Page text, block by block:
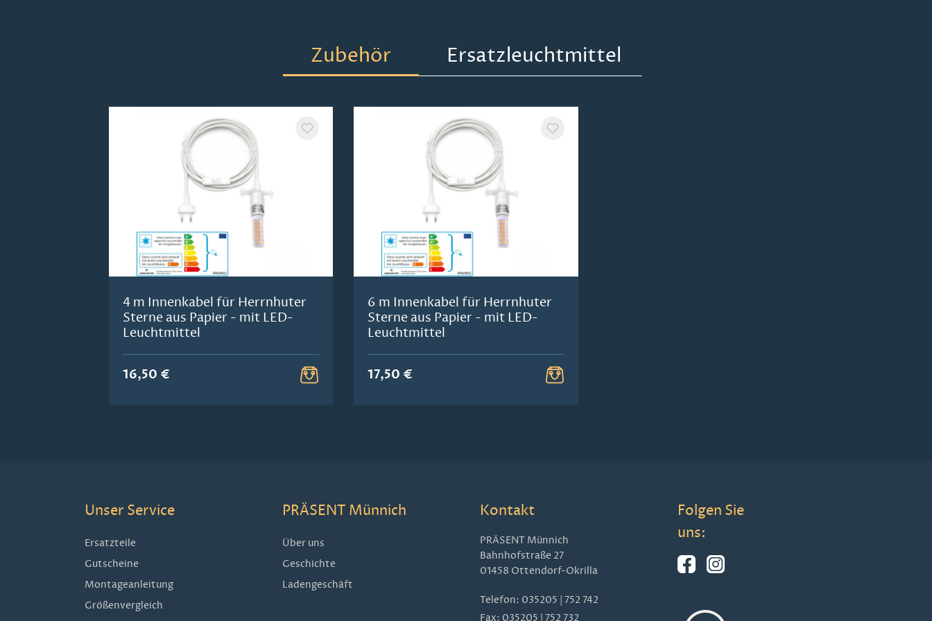
Zubehör Ersatzleuchtmittel
4 m Innenkabel für Herrnhuter
Sterne aus Papier - mit LED-
Leuchtmittel
16,50 €
6 m Innenkabel für Herrnhuter
Sterne aus Papier - mit LED-
Leuchtmittel
17,50 €
Unser Service
Ersatzteile
Gutscheine
Montageanleitung
Größenvergleich
PRÄSENT Münnich
Über uns
Geschichte
Ladengeschäft
Kontakt
PRÄSENT Münnich
Bahnhofstraße 27
01458 Ottendorf-Okrilla
Telefon: 035205 | 752 742
Fax: 035205 | 752 732
Folgen Sie
uns: